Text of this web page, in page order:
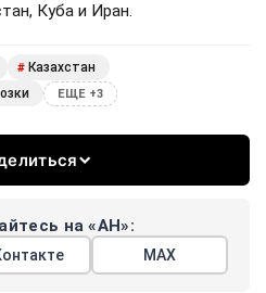
Куба и Иран.
# Казахстан
ЕЩЕ +3
на «АН»:
МАХ